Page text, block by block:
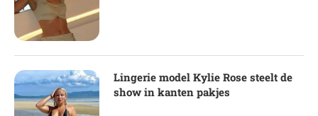
Lingerie model Kylie Rose steelt de
show in kanten pakjes